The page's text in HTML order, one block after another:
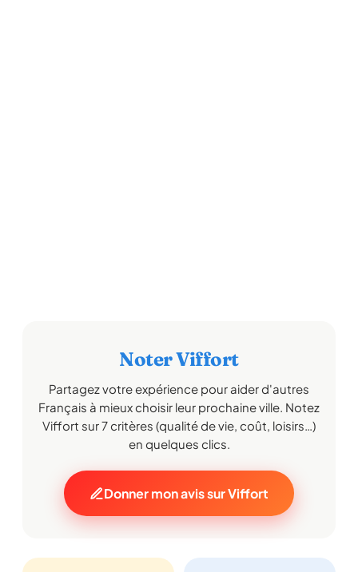
Noter Viffort
Partagez votre expérience pour aider d'autres
Français à mieux choisir leur prochaine ville. Notez
Viffort sur 7 critères (qualité de vie, coût, loisirs…)
en quelques clics.
Donner mon avis sur Viffort